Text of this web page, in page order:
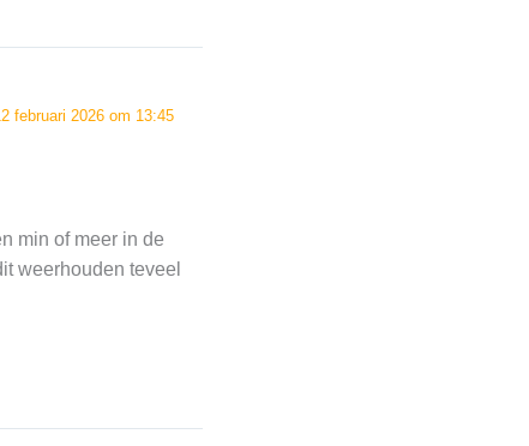
februari 2026 om 13:45
min of meer in de
weerhouden teveel